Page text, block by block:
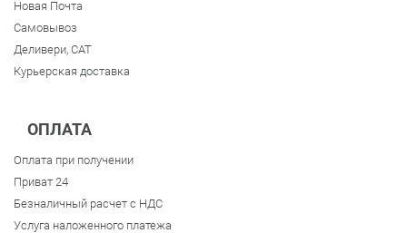
Новая Почта
Самовывоз
Деливери, CAT
Курьерская доставка
ОПЛАТА
Оплата при получении
Приват 24
Безналичный расчет с НДС
Услуга наложенного платежа